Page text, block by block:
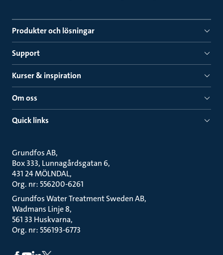
Produkter och lösningar
Support
Kurser & inspiration
Om oss
Quick links
Grundfos AB
Box 333, Lunnagårdsgatan 6
431 24 MÖLNDAL
Org. nr: 556200-6261
Grundfos Water Treatment Sweden AB
Wadmans Linje 8
561 33 Huskvarna
Org. nr: 556193-6773